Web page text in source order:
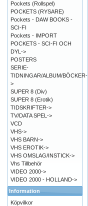
Pockets (Rollspel)
POCKETS (RYSARE)
Pockets - DAW BOOKS -
SCI-FI
Pockets - IMPORT
POCKETS - SCI-FI OCH
DYL->
POSTERS
SERIE-
TIDNINGAR/ALBUM/BÖCKER-
>
SUPER 8 (Div)
SUPER 8 (Erotik)
TIDSKRIFTER->
TV/DATA SPEL->
VCD
VHS->
VHS BARN->
VHS EROTIK->
VHS OMSLAG/INSTICK->
Vhs Tillbehör
VIDEO 2000->
VIDEO 2000 - HOLLAND->
Information
Köpvilkor